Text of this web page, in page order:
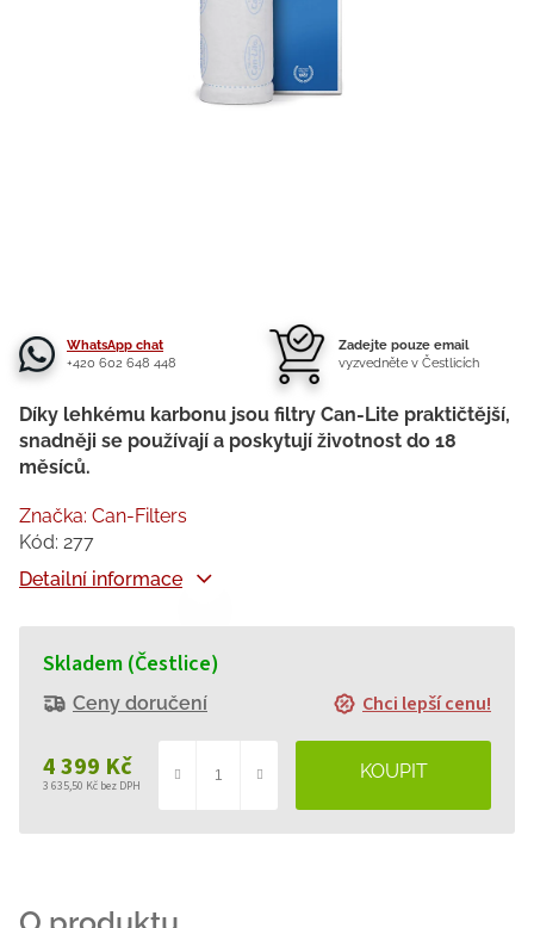
WhatsApp chat
+420 602 648 448
Zadejte pouze email
vyzvedněte v Čestlicích
4 399 Kč
3 635,50 Kč bez DPH
cena:
Skladem (Čestlice)
Ceny doručení Chci lepší cenu!
Díky lehkému karbonu jsou filtry Can-Lite praktičtější,
snadněji se používají a poskytují životnost do 18
měsíců.
Detailní informace
Značka: Can-Filters
Kód: 277